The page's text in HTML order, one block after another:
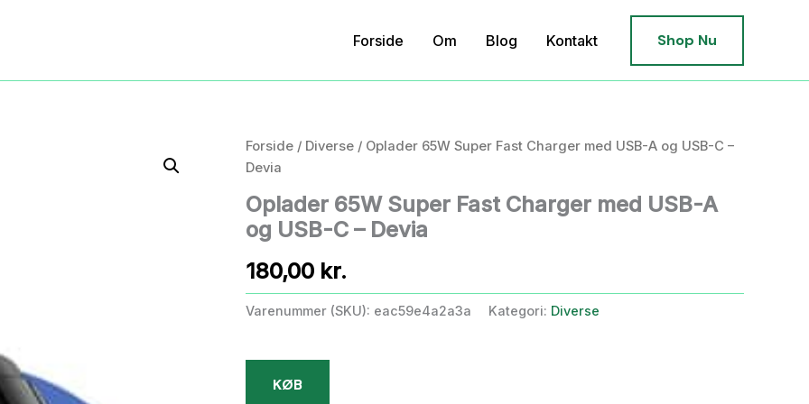
Forside Om Blog Kontakt Shop Nu
Forside / Diverse / Oplader 65W Super Fast Charger med USB-A og USB-C –
Devia
Oplader 65W Super Fast Charger med USB-A
og USB-C – Devia
180,00 kr.
Varenummer (SKU): eac59e4a2a3a Kategori: Diverse
KØB